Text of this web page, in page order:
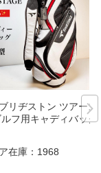
リヂストン ツアース
フ用キャディバッグ
在庫： 1968